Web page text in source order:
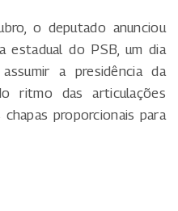
o deputado anunciou
estadual do PSB, um dia
a presidência da
ritmo das articulações
proporcionais para